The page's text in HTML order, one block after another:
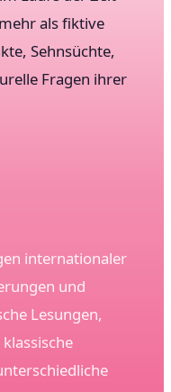
als fiktive
Sehnsüchte,
Fragen ihrer
internationaler
und
Lesungen,